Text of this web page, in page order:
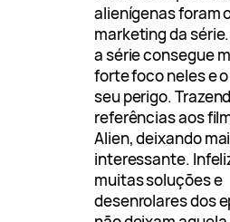
alienígenas foram
marketing da
a série consegue
forte foco neles e
seu perigo.
referências aos
Alien, deixando
interessante.
muitas soluções e
desenrolares dos